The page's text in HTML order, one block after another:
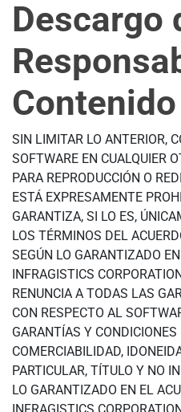
Descargo
SIN LIMITAR LO ANTERIOR,
SOFTWARE EN CUALQUIER
PARA REPRODUCCIÓN O
ESTÁ EXPRESAMENTE
GARANTIZA, SI LO ES,
LOS TÉRMINOS DEL
SEGÚN LO GARANTIZADO
INFRAGISTICS
RENUNCIA A TODAS LAS
CON RESPECTO AL
GARANTÍAS Y
COMERCIABILIDAD,
PARTICULAR, TÍTULO Y NO
LO GARANTIZADO EN EL